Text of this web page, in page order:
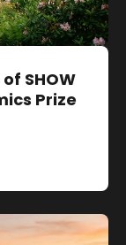
SHOW
Prize